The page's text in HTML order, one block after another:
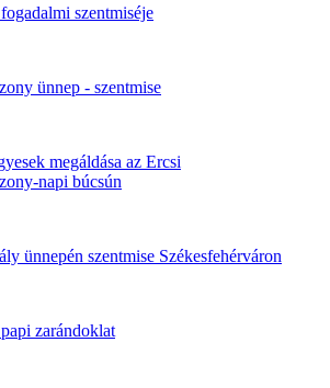
szentmiséje
ünnep - szentmise
megáldása az Ercsi
napi búcsún
ünnepén szentmise Székesfehérváron
zarándoklat